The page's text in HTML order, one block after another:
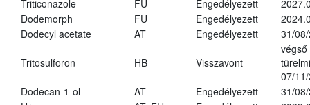
Triticonazole
FU Engedélyezett
Dodemorph
FU Engedélyezett
Dodecyl acetate
AT Engedélyezett 31/
Tritosulforon HB Visszavont
végső
07/
Dodecan-1-ol
AT Engedélyezett
31/